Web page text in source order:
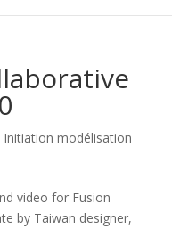
Initiation modélisation
video for Fusion
by Taiwan designer,